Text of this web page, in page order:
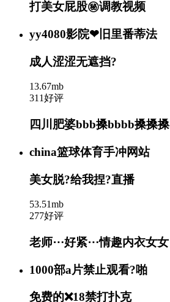
打美女屁股㊙️调教视频
yy4080影院❤旧里番蒂法
成人涩涩无遮挡?
13.67mb
311好评
四川肥婆bbb搡bbbb搡搡搡
china篮球体育手冲网站
美女脱?给我捏?直播
53.51mb
277好评
老师⋯好紧⋯情趣内衣女女
1000部a片禁止观看?️啪
免费的❌18禁打扑克